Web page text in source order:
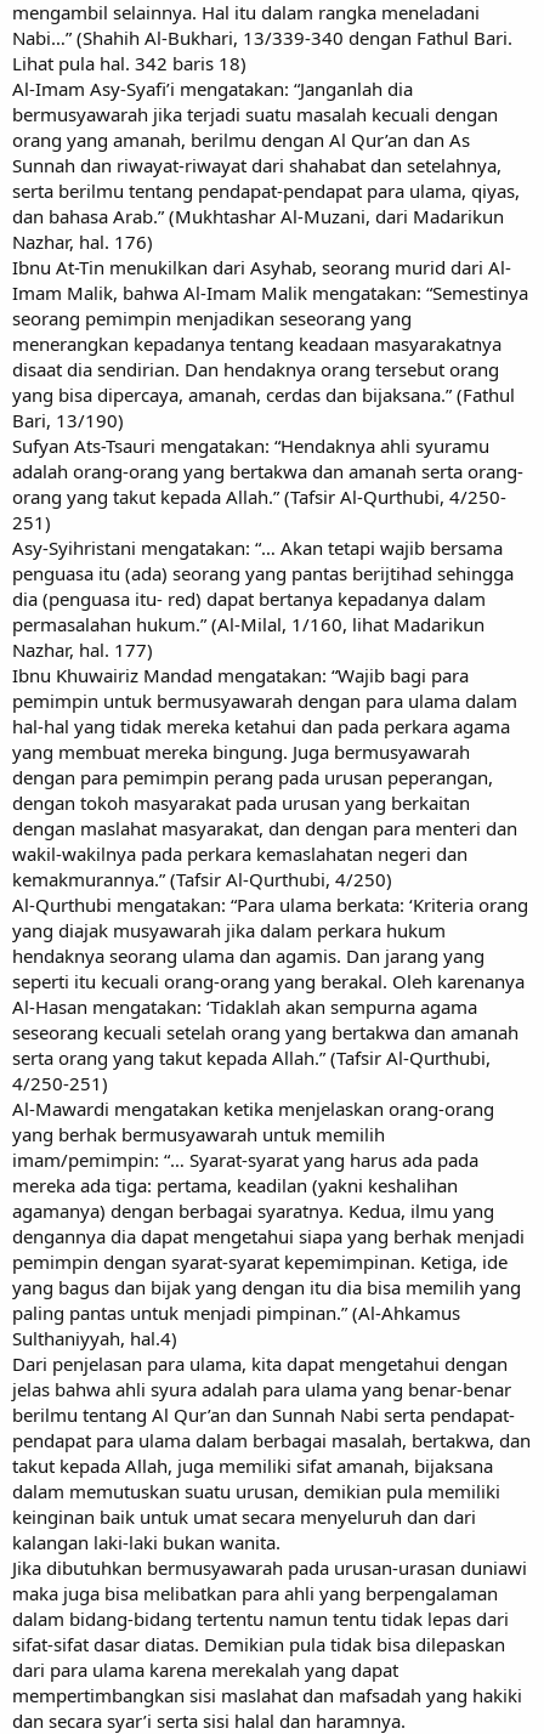
mengambil selainnya. Hal itu dalam rangka meneladani
Nabi…” (Shahih Al-Bukhari, 13/339-340 dengan Fathul Bari.
Lihat pula hal. 342 baris 18)
Al-Imam Asy-Syafi’i mengatakan: “Janganlah dia
bermusyawarah jika terjadi suatu masalah kecuali dengan
orang yang amanah, berilmu dengan Al Qur’an dan As
Sunnah dan riwayat-riwayat dari shahabat dan setelahnya,
serta berilmu tentang pendapat-pendapat para ulama, qiyas,
dan bahasa Arab.” (Mukhtashar Al-Muzani, dari Madarikun
Nazhar, hal. 176)
Ibnu At-Tin menukilkan dari Asyhab, seorang murid dari Al-
Imam Malik, bahwa Al-Imam Malik mengatakan: “Semestinya
seorang pemimpin menjadikan seseorang yang
menerangkan kepadanya tentang keadaan masyarakatnya
disaat dia sendirian. Dan hendaknya orang tersebut orang
yang bisa dipercaya, amanah, cerdas dan bijaksana.” (Fathul
Bari, 13/190)
Sufyan Ats-Tsauri mengatakan: “Hendaknya ahli syuramu
adalah orang-orang yang bertakwa dan amanah serta orang-
orang yang takut kepada Allah.” (Tafsir Al-Qurthubi, 4/250-
251)
Asy-Syihristani mengatakan: “… Akan tetapi wajib bersama
penguasa itu (ada) seorang yang pantas berijtihad sehingga
dia (penguasa itu- red) dapat bertanya kepadanya dalam
permasalahan hukum.” (Al-Milal, 1/160, lihat Madarikun
Nazhar, hal. 177)
Ibnu Khuwairiz Mandad mengatakan: “Wajib bagi para
pemimpin untuk bermusyawarah dengan para ulama dalam
hal-hal yang tidak mereka ketahui dan pada perkara agama
yang membuat mereka bingung. Juga bermusyawarah
dengan para pemimpin perang pada urusan peperangan,
dengan tokoh masyarakat pada urusan yang berkaitan
dengan maslahat masyarakat, dan dengan para menteri dan
wakil-wakilnya pada perkara kemaslahatan negeri dan
kemakmurannya.” (Tafsir Al-Qurthubi, 4/250)
Al-Qurthubi mengatakan: “Para ulama berkata: ‘Kriteria orang
yang diajak musyawarah jika dalam perkara hukum
hendaknya seorang ulama dan agamis. Dan jarang yang
seperti itu kecuali orang-orang yang berakal. Oleh karenanya
Al-Hasan mengatakan: ‘Tidaklah akan sempurna agama
seseorang kecuali setelah orang yang bertakwa dan amanah
serta orang yang takut kepada Allah.” (Tafsir Al-Qurthubi,
4/250-251)
Al-Mawardi mengatakan ketika menjelaskan orang-orang
yang berhak bermusyawarah untuk memilih
imam/pemimpin: “… Syarat-syarat yang harus ada pada
mereka ada tiga: pertama, keadilan (yakni keshalihan
agamanya) dengan berbagai syaratnya. Kedua, ilmu yang
dengannya dia dapat mengetahui siapa yang berhak menjadi
pemimpin dengan syarat-syarat kepemimpinan. Ketiga, ide
yang bagus dan bijak yang dengan itu dia bisa memilih yang
paling pantas untuk menjadi pimpinan.” (Al-Ahkamus
Sulthaniyyah, hal.4)
Dari penjelasan para ulama, kita dapat mengetahui dengan
jelas bahwa ahli syura adalah para ulama yang benar-benar
berilmu tentang Al Qur’an dan Sunnah Nabi serta pendapat-
pendapat para ulama dalam berbagai masalah, bertakwa, dan
takut kepada Allah, juga memiliki sifat amanah, bijaksana
dalam memutuskan suatu urusan, demikian pula memiliki
keinginan baik untuk umat secara menyeluruh dan dari
kalangan laki-laki bukan wanita.
Jika dibutuhkan bermusyawarah pada urusan-urasan duniawi
maka juga bisa melibatkan para ahli yang berpengalaman
dalam bidang-bidang tertentu namun tentu tidak lepas dari
sifat-sifat dasar diatas. Demikian pula tidak bisa dilepaskan
dari para ulama karena merekalah yang dapat
mempertimbangkan sisi maslahat dan mafsadah yang hakiki
dan secara syar’i serta sisi halal dan haramnya.